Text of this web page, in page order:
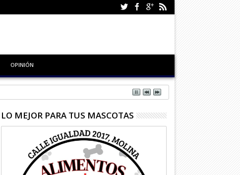
OPINIÓN
LO MEJOR PARA TUS MASCOTAS